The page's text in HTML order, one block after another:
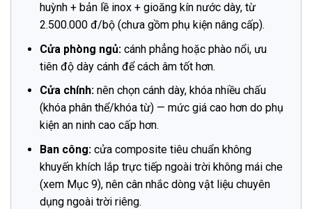
huỳnh + bản lề inox + gioăng kín nước dày, từ
2.500.000 đ/bộ (chưa gồm phụ kiện nâng cấp).
Cửa phòng ngủ:cánh phẳng hoặc phào nổi, ưu
tiên độ dày cánh để cách âm tốt hơn.
Cửa chính:nên chọn cánh dày, khóa nhiều chấu
(khóa phân thể/khóa từ) — mức giá cao hơn do phụ
kiện an ninh cao cấp hơn.
Ban công:cửa composite tiêu chuẩn không
khuyến khích lắp trực tiếp ngoài trời không mái che
(xem Mục 9), nên cân nhắc dòng vật liệu chuyên
dụng ngoài trời riêng.